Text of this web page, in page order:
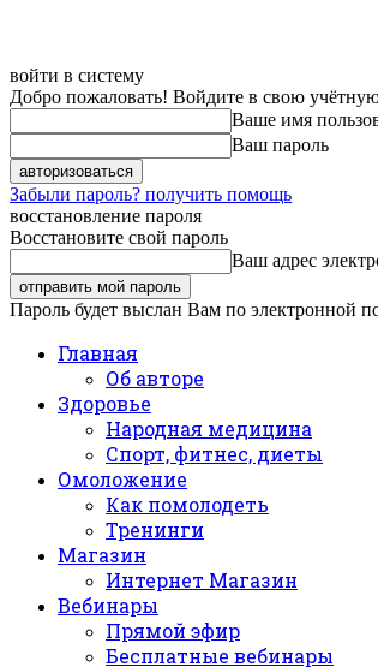
войти в систему
Добро пожаловать! Войдите в свою
Ваше имя
Ваш пароль
Забыли пароль? получить помощь
восстановление пароля
Восстановите свой пароль
Ваш адрес
Пароль будет выслан Вам по электронной
Главная
Об авторе
Здоровье
Народная медицина
Спорт, фитнес, диеты
Омоложение
Как помолодеть
Тренинги
Магазин
Интернет Магазин
Вебинары
Прямой эфир
Бесплатные вебинары